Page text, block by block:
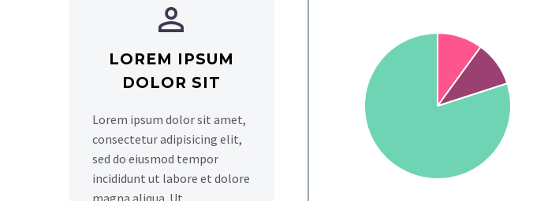


LOREM IPSUM
DOLOR SIT
Lorem ipsum dolor sit amet,
consectetur adipisicing elit,
sed do eiusmod tempor
incididunt ut labore et dolore
magna aliqua. Ut